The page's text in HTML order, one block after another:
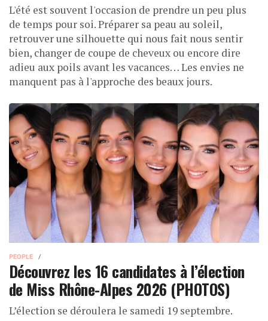
L'été est souvent l'occasion de prendre un peu plus
de temps pour soi. Préparer sa peau au soleil,
retrouver une silhouette qui nous fait nous sentir
bien, changer de coupe de cheveux ou encore dire
adieu aux poils avant les vacances… Les envies ne
manquent pas à l'approche des beaux jours.
PEOPLE
Découvrez les 16 candidates à l’élection
de Miss Rhône-Alpes 2026 (PHOTOS)
L’élection se déroulera le samedi 19 septembre.